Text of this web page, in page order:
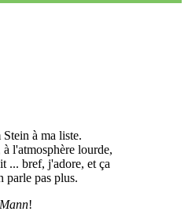
à ma liste.
l'atmosphère lourde,
... bref, j'adore, et ça
parle pas plus.
!